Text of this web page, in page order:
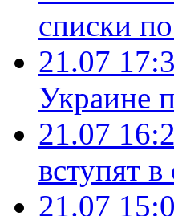
списки
21.07
Украине
21.07
вступят в
21.07